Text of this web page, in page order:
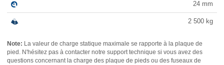
24 mm
2 500 kg
Note: La valeur de charge statique maximale se rapporte à la plaque de
pied. N'hésitez pas à contacter notre support technique si vous avez des
questions concernant la charge des plaque de pieds ou des fuseaux de